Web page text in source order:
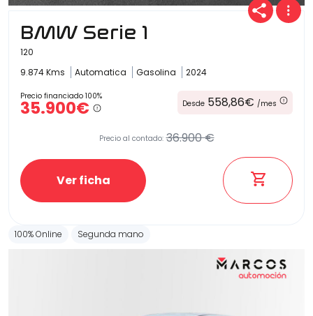
BMW Serie 1
120
9.874 Kms
Automatica Gasolina 2024
Precio financiado 100%
35.900€ Desde 558,86€ /mes
Precio al contado: 36.900 €
Ver ficha
100% Online Segunda mano